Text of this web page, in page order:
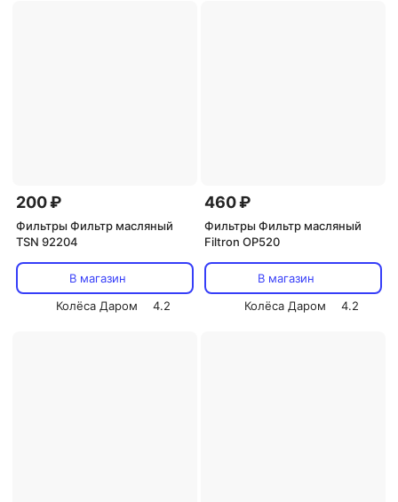
200 ₽
Фильтры Фильтр масляный
TSN 92204
В магазин
Колёса Даром
4.2
460 ₽
Фильтры Фильтр масляный
Filtron OP520
В магазин
Колёса Даром
4.2